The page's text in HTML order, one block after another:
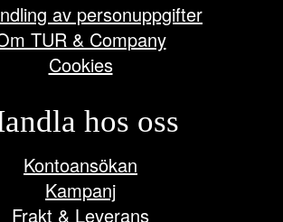
av personuppgifter
TUR & Company
Cookies
hos oss
Kontoansökan
Kampanj
Frakt & Leverans